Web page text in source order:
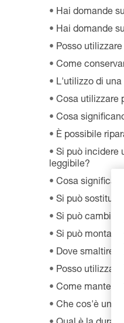
Hai domande
Hai domande
Posso
Come
L'utilizzo di
Cosa utilizzare
Cosa
È possibile
Si può incidere
leggibile?
Cosa significa
Si può
Si può
Si può montare
Dove smaltire
Posso
Come
Che cos'è un